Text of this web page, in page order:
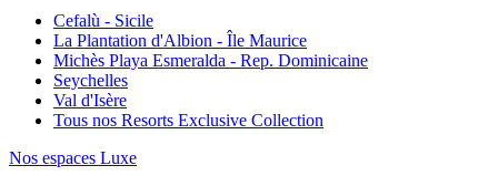
Cefalù - Sicile
La Plantation d'Albion - Île Maurice
Michès Playa Esmeralda - Rep. Dominicaine
Seychelles
Val d'Isère
Tous nos Resorts Exclusive Collection
Nos espaces Luxe